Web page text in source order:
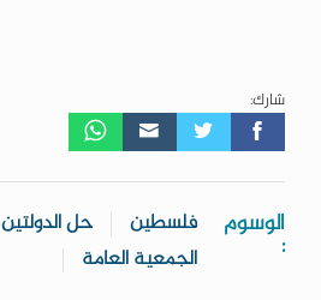
شارك:
الوسوم
:
فلسطين
حل الدولتين
الجمعية العامة